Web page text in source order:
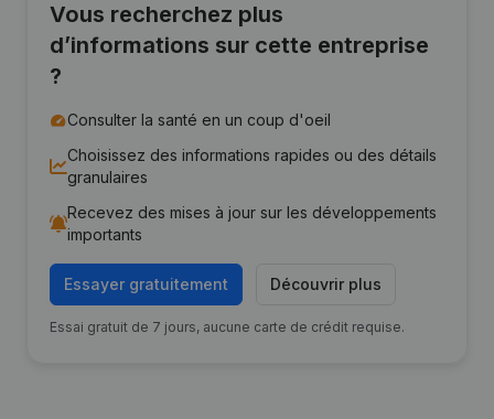
Vous recherchez plus
d’informations sur cette entreprise
?
Consulter la santé en un coup d'oeil
Choisissez des informations rapides ou des détails
granulaires
Recevez des mises à jour sur les développements
importants
Essayer gratuitement Découvrir plus
Essai gratuit de 7 jours, aucune carte de crédit requise.